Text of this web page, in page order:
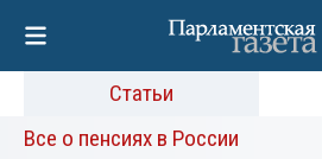
Статьи
Все о пенсиях в России